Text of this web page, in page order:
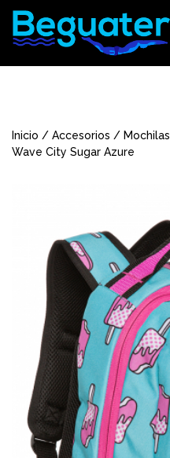
Inicio / Accesorios / Mochilas
Wave City Sugar Azure